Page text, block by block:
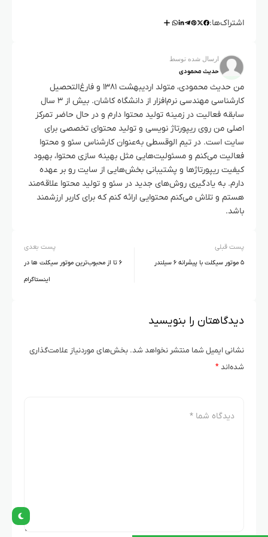
اشتراک‌ها:
ارسال شده توسط
حدیث محمودی
من حدیث محمودی، متولد اردیبهشت ۱۳۸۱ و فارغ‌التحصیل
کارشناسی مهندسی نرم‌افزار از دانشگاه کاشان. بیش از ۳ سال
سابقه فعالیت در زمینه تولید محتوا دارم و در حال حاضر تمرکز
اصلی من روی ریپورتاژ نویسی و تولید محتوای تخصصی برای
سایت است. در تیم الوقسطی به‌عنوان کارشناس سئو و محتوا
فعالیت می‌کنم و مسئولیت‌هایی مثل بهینه سازی محتوا، بهبود
کیفیت ریپورتاژها و پشتیبانی بخش‌هایی از سایت رو بر عهده
دارم. به یادگیری روش‌های جدید در سئو و تولید محتوا علاقه‌مند
هستم و تلاش می‌کنم محتوایی ارائه کنم که برای کاربر ارزشمند
باشد.
پست قبلی
۵ موتور سیکلت با پیشرانه ۶ سیلندر
پست بعدی
۶ تا از محبوب‌ترین موتور سیکلت‌ ها در
اینستاگرام
دیدگاهتان را بنویسید
نشانی ایمیل شما منتشر نخواهد شد. بخش‌های موردنیاز علامت‌گذاری
شده‌اند*